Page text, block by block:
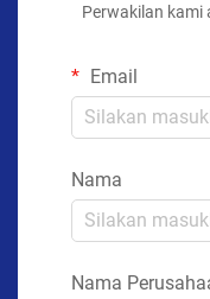
Perwakilan kami
Email
Nama
Nama